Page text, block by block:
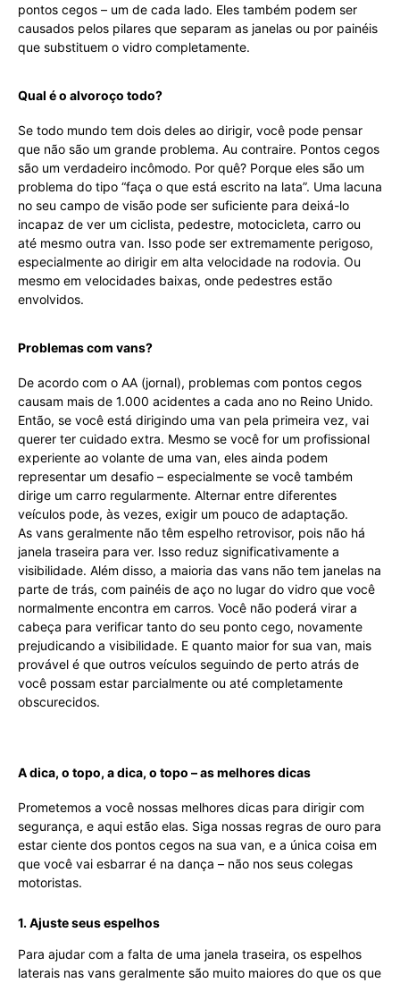
pontos cegos – um de cada lado. Eles também podem ser
causados pelos pilares que separam as janelas ou por painéis
que substituem o vidro completamente.
Qual é o alvoroço todo?
Se todo mundo tem dois deles ao dirigir, você pode pensar
que não são um grande problema. Au contraire. Pontos cegos
são um verdadeiro incômodo. Por quê? Porque eles são um
problema do tipo “faça o que está escrito na lata”. Uma lacuna
no seu campo de visão pode ser suficiente para deixá-lo
incapaz de ver um ciclista, pedestre, motocicleta, carro ou
até mesmo outra van. Isso pode ser extremamente perigoso,
especialmente ao dirigir em alta velocidade na rodovia. Ou
mesmo em velocidades baixas, onde pedestres estão
envolvidos.
Problemas com vans?
De acordo com o AA (jornal), problemas com pontos cegos
causam mais de 1.000 acidentes a cada ano no Reino Unido.
Então, se você está dirigindo uma van pela primeira vez, vai
querer ter cuidado extra. Mesmo se você for um profissional
experiente ao volante de uma van, eles ainda podem
representar um desafio – especialmente se você também
dirige um carro regularmente. Alternar entre diferentes
veículos pode, às vezes, exigir um pouco de adaptação.
As vans geralmente não têm espelho retrovisor, pois não há
janela traseira para ver. Isso reduz significativamente a
visibilidade. Além disso, a maioria das vans não tem janelas na
parte de trás, com painéis de aço no lugar do vidro que você
normalmente encontra em carros. Você não poderá virar a
cabeça para verificar tanto do seu ponto cego, novamente
prejudicando a visibilidade. E quanto maior for sua van, mais
provável é que outros veículos seguindo de perto atrás de
você possam estar parcialmente ou até completamente
obscurecidos.
A dica, o topo, a dica, o topo – as melhores dicas
Prometemos a você nossas melhores dicas para dirigir com
segurança, e aqui estão elas. Siga nossas regras de ouro para
estar ciente dos pontos cegos na sua van, e a única coisa em
que você vai esbarrar é na dança – não nos seus colegas
motoristas.
1. Ajuste seus espelhos
Para ajudar com a falta de uma janela traseira, os espelhos
laterais nas vans geralmente são muito maiores do que os que